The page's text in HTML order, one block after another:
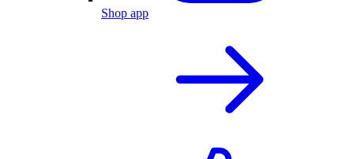
Shop app